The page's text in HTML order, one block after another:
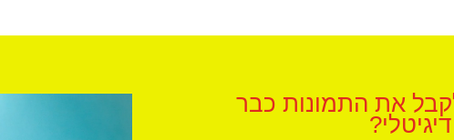
את התמונות כבר